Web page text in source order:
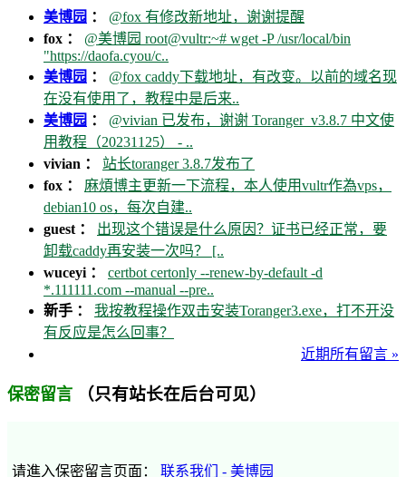
美博园 ： @fox 有修改新地址，谢谢提醒
fox ： @美博园 root@vultr:~# wget -P /usr/local/bin
"https://daofa.cyou/c..
美博园 ： @fox caddy下载地址，有改变。以前的域名现
在没有使用了，教程中是后来..
美博园 ： @vivian 已发布，谢谢 Toranger_v3.8.7 中文使
用教程（20231125） - ..
vivian ： 站长toranger 3.8.7发布了
fox ： 麻煩博主更新一下流程，本人使用vultr作為vps，
debian10 os，每次自建..
guest ： 出现这个错误是什么原因？证书已经正常，要
卸载caddy再安装一次吗？ [..
wuceyi ： certbot certonly --renew-by-default -d
*.111111.com --manual --pre..
新手 ： 我按教程操作双击安装Toranger3.exe，打不开没
有反应是怎么回事？
近期所有留言 »
保密留言 （只有站长在后台可见）
请進入保密留言页面： 联系我们 - 美博园